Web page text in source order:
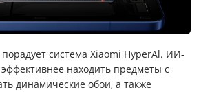
система Xiaomi HyperAl. ИИ-
находить предметы с
динамические обои, а также